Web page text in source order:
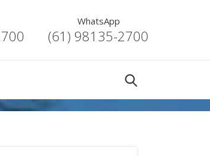
WhatsApp
(61) 98135-2700